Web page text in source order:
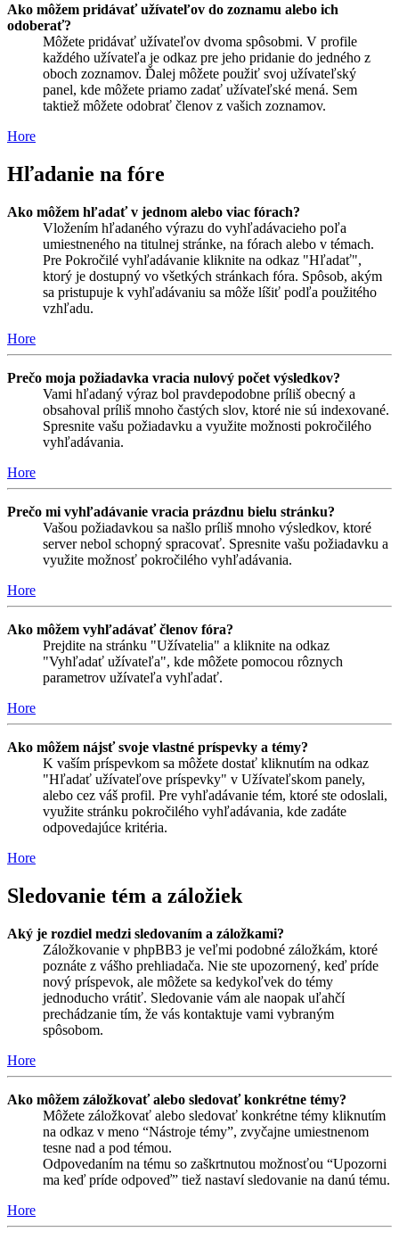
Ako môžem pridávať užívateľov do zoznamu alebo ich
odoberať?
Môžete pridávať užívateľov dvoma spôsobmi. V profile
každého užívateľa je odkaz pre jeho pridanie do jedného z
oboch zoznamov. Ďalej môžete použiť svoj užívateľský
panel, kde môžete priamo zadať užívateľské mená. Sem
taktiež môžete odobrať členov z vašich zoznamov.
Hore
Hľadanie na fóre
Ako môžem hľadať v jednom alebo viac fórach?
Vložením hľadaného výrazu do vyhľadávacieho poľa
umiestneného na titulnej stránke, na fórach alebo v témach.
Pre Pokročilé vyhľadávanie kliknite na odkaz "Hľadať",
ktorý je dostupný vo všetkých stránkach fóra. Spôsob, akým
sa pristupuje k vyhľadávaniu sa môže líšiť podľa použitého
vzhľadu.
Hore
Prečo moja požiadavka vracia nulový počet výsledkov?
Vami hľadaný výraz bol pravdepodobne príliš obecný a
obsahoval príliš mnoho častých slov, ktoré nie sú indexované.
Spresnite vašu požiadavku a využite možnosti pokročilého
vyhľadávania.
Hore
Prečo mi vyhľadávanie vracia prázdnu bielu stránku?
Vašou požiadavkou sa našlo príliš mnoho výsledkov, ktoré
server nebol schopný spracovať. Spresnite vašu požiadavku a
využite možnosť pokročilého vyhľadávania.
Hore
Ako môžem vyhľadávať členov fóra?
Prejdite na stránku "Užívatelia" a kliknite na odkaz
"Vyhľadať užívateľa", kde môžete pomocou rôznych
parametrov užívateľa vyhľadať.
Hore
Ako môžem nájsť svoje vlastné príspevky a témy?
K vaším príspevkom sa môžete dostať kliknutím na odkaz
"Hľadať užívateľove príspevky" v Užívateľskom panely,
alebo cez váš profil. Pre vyhľadávanie tém, ktoré ste odoslali,
využite stránku pokročilého vyhľadávania, kde zadáte
odpovedajúce kritéria.
Hore
Sledovanie tém a záložiek
Aký je rozdiel medzi sledovaním a záložkami?
Záložkovanie v phpBB3 je veľmi podobné záložkám, ktoré
poznáte z vášho prehliadača. Nie ste upozornený, keď príde
nový príspevok, ale môžete sa kedykoľvek do témy
jednoducho vrátiť. Sledovanie vám ale naopak uľahčí
prechádzanie tím, že vás kontaktuje vami vybraným
spôsobom.
Hore
Ako môžem záložkovať alebo sledovať konkrétne témy?
Môžete záložkovať alebo sledovať konkrétne témy kliknutím
na odkaz v meno “Nástroje témy”, zvyčajne umiestnenom
tesne nad a pod témou.
Odpovedaním na tému so zaškrtnutou možnosťou “Upozorni
ma keď príde odpoveď” tiež nastaví sledovanie na danú tému.
Hore